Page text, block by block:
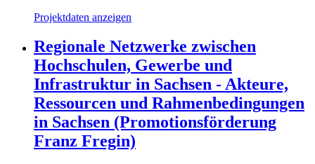
Projektdaten anzeigen
Regionale Netzwerke zwischen
Hochschulen, Gewerbe und
Infrastruktur in Sachsen - Akteure,
Ressourcen und Rahmenbedingungen
in Sachsen (Promotionsförderung
Franz Fregin)